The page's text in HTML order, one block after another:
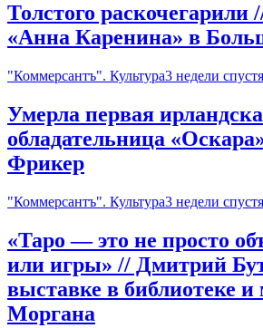
Толстого раскочегарили
«Анна Каренина» в
"Коммерсантъ". Культура3 недели спустя
Умерла первая
обладательница
Фрикер
"Коммерсантъ". Культура3 недели спустя
«Таро — это не просто
или игры» // Дмитрий
выставке в библиотеке и
Моргана